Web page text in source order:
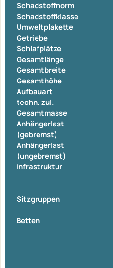
Schadstoffnorm
Schadstoffklasse
Umweltplakette
Getriebe
Schlafplätze
Gesamtlänge
Gesamtbreite
Gesamthöhe
Aufbauart
techn. zul.
Gesamtmasse
Anhängerlast
(gebremst)
Anhängerlast
(ungebremst)
Infrastruktur
Sitzgruppen
Betten